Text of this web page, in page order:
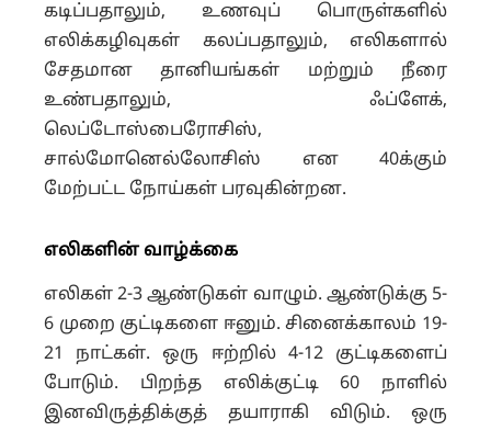
கடிப்பதாலும், உணவுப் பொருள்களில்
எலிக்கழிவுகள் கலப்பதாலும், எலிகளால்
சேதமான தானியங்கள் மற்றும் நீரை
உண்பதாலும், ஃப்ளேக்,
லெப்டோஸ்பைரோசிஸ்,
சால்மோனெல்லோசிஸ் என 40க்கும்
மேற்பட்ட நோய்கள் பரவுகின்றன.
எலிகளின் வாழ்க்கை
எலிகள் 2-3 ஆண்டுகள் வாழும். ஆண்டுக்கு 5-
6 முறை குட்டிகளை ஈனும். சினைக்காலம் 19-
21 நாட்கள். ஒரு ஈற்றில் 4-12 குட்டிகளைப்
போடும். பிறந்த எலிக்குட்டி 60 நாளில்
இனவிருத்திக்குத் தயாராகி விடும். ஒரு